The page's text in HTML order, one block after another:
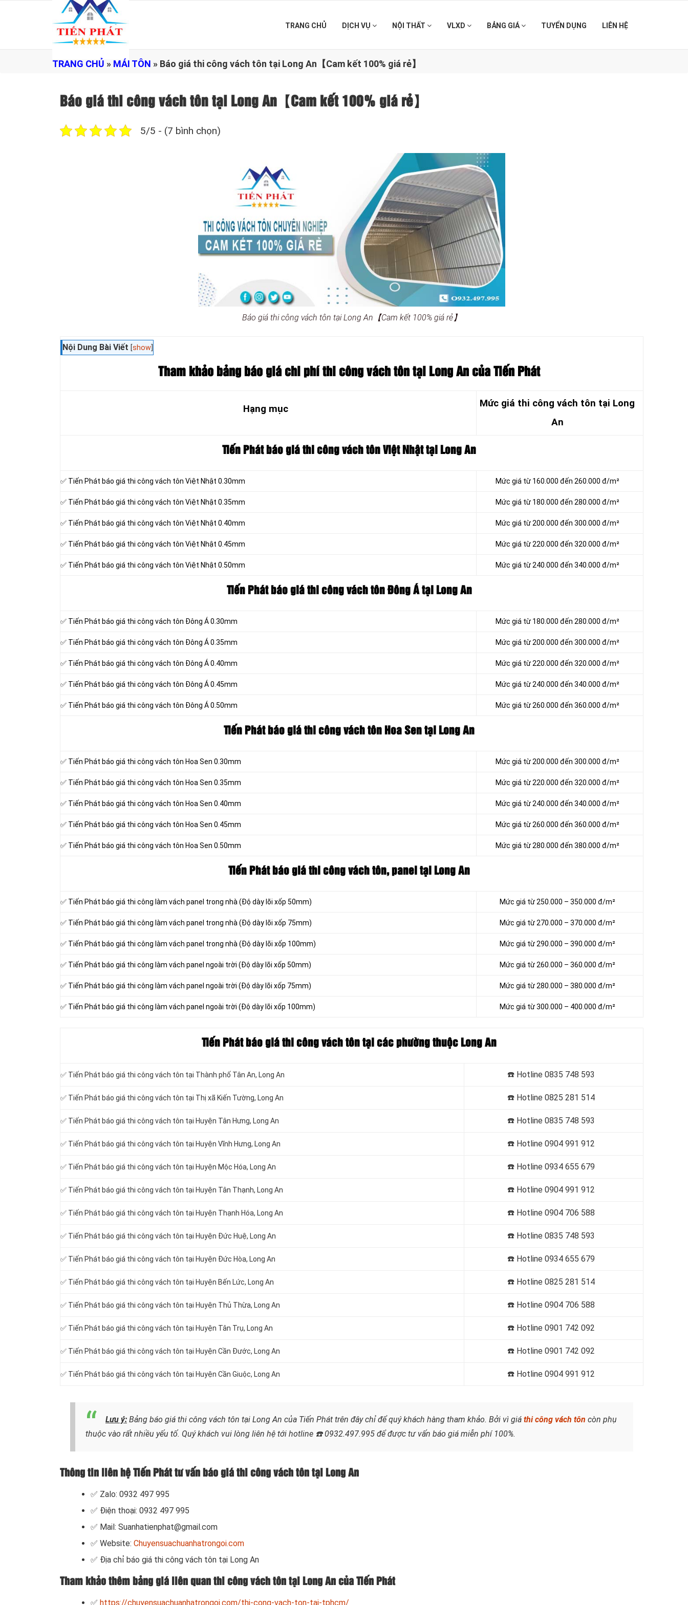
TRANG CHỦ DỊCH VỤ NỘI THẤT VLXD BẢNG GIÁ TUYỂN DỤNG LIÊN HỆ
TRANG CHỦ » MÁI TÔN » Báo giá thi công vách tôn tại Long An【Cam kết 100% giá rẻ】
Báo giá thi công vách tôn tại Long An【Cam kết 100% giá rẻ】
5/5 - (7 bình chọn)
Báo giá thi công vách tôn tại Long An【Cam kết 100% giá rẻ】
Nội Dung Bài Viết [show
Tham khảo bảng báo giá chi phí thi công vách tôn tại Long An của Tiến Phát
Hạng mục
Mức giá thi công vách tôn tại Long
An
Tiến Phát báo giá thi công vách tôn Việt Nhật tại Long An
✅ Tiến Phát báo giá thi công vách tôn Việt Nhật 0.30mm Mức giá từ 160.000 đến 260.000 đ/m²
✅ Tiến Phát báo giá thi công vách tôn Việt Nhật 0.35mm Mức giá từ 180.000 đến 280.000 đ/m²
✅ Tiến Phát báo giá thi công vách tôn Việt Nhật 0.40mm Mức giá từ 200.000 đến 300.000 đ/m²
✅ Tiến Phát báo giá thi công vách tôn Việt Nhật 0.45mm Mức giá từ 220.000 đến 320.000 đ/m²
✅ Tiến Phát báo giá thi công vách tôn Việt Nhật 0.50mm Mức giá từ 240.000 đến 340.000 đ/m²
Tiến Phát báo giá thi công vách tônĐông Á tại Long An
✅ Tiến Phát báo giá thi công vách tôn Đông Á 0.30mm Mức giá từ 180.000 đến 280.000 đ/m²
✅ Tiến Phát báo giá thi công vách tôn Đông Á 0.35mm Mức giá từ 200.000 đến 300.000 đ/m²
✅ Tiến Phát báo giá thi công vách tôn Đông Á 0.40mm Mức giá từ 220.000 đến 320.000 đ/m²
✅ Tiến Phát báo giá thi công vách tôn Đông Á 0.45mm Mức giá từ 240.000 đến 340.000 đ/m²
✅ Tiến Phát báo giá thi công vách tôn Đông Á 0.50mm Mức giá từ 260.000 đến 360.000 đ/m²
Tiến Phát báo giá thi công vách tôn Hoa Sen tại Long An
✅ Tiến Phát báo giá thi công vách tôn Hoa Sen 0.30mm Mức giá từ 200.000 đến 300.000 đ/m²
✅ Tiến Phát báo giá thi công vách tôn Hoa Sen 0.35mm Mức giá từ 220.000 đến 320.000 đ/m²
✅ Tiến Phát báo giá thi công vách tôn Hoa Sen 0.40mm Mức giá từ 240.000 đến 340.000 đ/m²
✅ Tiến Phát báo giá thi công vách tôn Hoa Sen 0.45mm Mức giá từ 260.000 đến 360.000 đ/m²
✅ Tiến Phát báo giá thi công vách tôn Hoa Sen 0.50mm Mức giá từ 280.000 đến 380.000 đ/m²
Tiến Phát báo giá thi công vách tôn, panel tại Long An
✅ Tiến Phát báo giá thi công làm vách panel trong nhà (Độ dày lõi xốp 50mm) Mức giá từ 250.000 – 350.000 đ/m²
✅ Tiến Phát báo giá thi công làm vách panel trong nhà (Độ dày lõi xốp 75mm) Mức giá từ 270.000 – 370.000 đ/m²
✅ Tiến Phát báo giá thi công làm vách panel trong nhà (Độ dày lõi xốp 100mm) Mức giá từ 290.000 – 390.000 đ/m²
✅ Tiến Phát báo giá thi công làm vách panel ngoài trời (Độ dày lõi xốp 50mm) Mức giá từ 260.000 – 360.000 đ/m²
✅ Tiến Phát báo giá thi công làm vách panel ngoài trời (Độ dày lõi xốp 75mm) Mức giá từ 280.000 – 380.000 đ/m²
✅ Tiến Phát báo giá thi công làm vách panel ngoài trời (Độ dày lõi xốp 100mm) Mức giá từ300.000 – 400.000 đ/m²
Tiến Phát báo giá thi công vách tôn tại các phường thuộc Long An
✅ Tiến Phát báo giá thi công vách tôn tại Thành phố Tân An, Long An ☎️ Hotline 0835 748 593
✅ Tiến Phát báo giá thi công vách tôn tại Thị xã Kiến Tường, Long An ☎️ Hotline 0825 281 514
✅ Tiến Phát báo giá thi công vách tôn tại Huyện Tân Hưng, Long An ☎️ Hotline 0835 748 593
✅ Tiến Phát báo giá thi công vách tôn tại Huyện Vĩnh Hưng, Long An ☎️ Hotline 0904 991 912
✅ Tiến Phát báo giá thi công vách tôn tại Huyện Mộc Hóa, Long An ☎️ Hotline 0934 655 679
✅ Tiến Phát báo giá thi công vách tôn tại Huyện Tân Thạnh, Long An ☎️ Hotline 0904 991 912
✅ Tiến Phát báo giá thi công vách tôn tại Huyện Thạnh Hóa, Long An ☎️ Hotline 0904 706 588
✅ Tiến Phát báo giá thi công vách tôn tại Huyện Đức Huệ, Long An ☎️ Hotline 0835 748 593
✅ Tiến Phát báo giá thi công vách tôn tại Huyện Đức Hòa, Long An ☎️ Hotline 0934 655 679
✅ Tiến Phát báo giá thi công vách tôn tại Huyện Bến Lức, Long An ☎️ Hotline 0825 281 514
✅ Tiến Phát báo giá thi công vách tôn tại Huyện Thủ Thừa, Long An ☎️ Hotline 0904 706 588
✅ Tiến Phát báo giá thi công vách tôn tại Huyện Tân Trụ, Long An ☎️ Hotline 0901 742 092
✅ Tiến Phát báo giá thi công vách tôn tại Huyện Cần Đước, Long An ☎️ Hotline 0901 742 092
✅ Tiến Phát báo giá thi công vách tôn tại Huyện Cần Giuộc, Long An ☎️ Hotline 0904 991 912
Lưu ý: Bảng báo giá thi công vách tôn tại Long An của Tiến Phát trên đây chỉ để quý khách hàng tham khảo. Bởi vì giá thi công vách tôn còn phụ
thuộc vào rất nhiều yếu tố. Quý khách vui lòng liên hệ tới hotline ☎️ 0932.497.995 để được tư vấn báo giá miễn phí 100%.
Thông tin liên hệ Tiến Phát tư vấn báo giá thi công vách tôn tại Long An
✅ Zalo: 0932 497 995
✅ Điện thoại: 0932 497 995
✅ Mail: Suanhatienphat@gmail.com
✅ Website: Chuyensuachuanhatrongoi.com
✅ Địa chỉ báo giá thi công vách tôn tại Long An
Tham khảo thêm bảng giá liên quan thi công vách tôn tại Long An của Tiến Phát
✅ https://chuyensuachuanhatrongoi.com/thi-cong-vach-ton-tai-tphcm/